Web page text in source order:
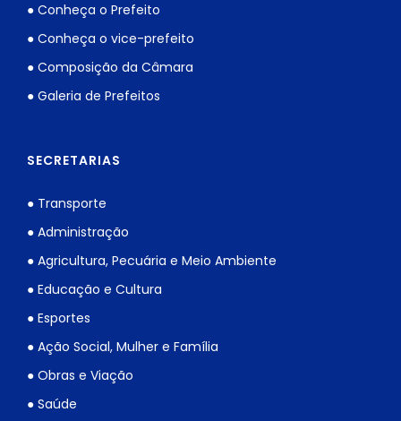
● Conheça o Prefeito
● Conheça o vice-prefeito
● Composição da Câmara
● Galeria de Prefeitos
SECRETARIAS
● Transporte
● Administração
● Agricultura, Pecuária e Meio Ambiente
● Educação e Cultura
● Esportes
● Ação Social, Mulher e Família
● Obras e Viação
● Saúde